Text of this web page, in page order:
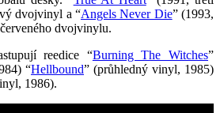
dvojvinyl a “Angels Never Die” (1993,
dvojvinylu.
reedice “Burning The Witches”
“Hellbound” (průhledný vinyl, 1985)
1986).